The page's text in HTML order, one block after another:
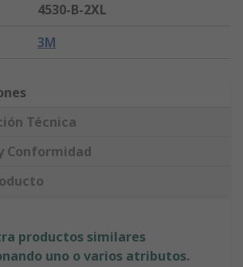
4530-B-2XL
3M
Técnica
Conformidad
productos similares
uno o varios atributos.